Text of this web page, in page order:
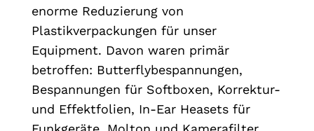
enorme Reduzierung von
Plastikverpackungen für unser
Equipment. Davon waren primär
betroffen: Butterflybespannungen,
Bespannungen für Softboxen, Korrektur-
und Effektfolien, In-Ear Heasets für